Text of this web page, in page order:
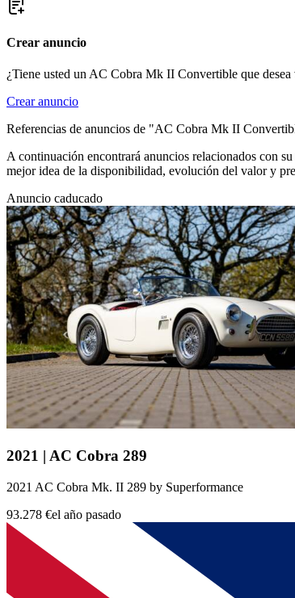
Crear anuncio
¿Tiene usted un AC Cobra Mk II Convertible que desea
Crear anuncio
Referencias de anuncios de "AC Cobra Mk II
A continuación encontrará anuncios relacionados con
mejor idea de la disponibilidad, evolución del valor y
Anuncio caducado
2021 | AC Cobra 289
2021 AC Cobra Mk. II 289 by Superformance
93.278 €el año pasado